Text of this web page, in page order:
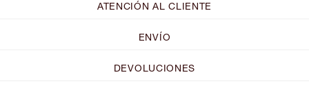
ATENCIÓN AL CLIENTE
ENVÍO
DEVOLUCIONES